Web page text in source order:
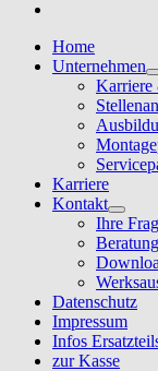
Home
Unternehmen
Karriere
Karriere
Kontakt
Ihre
Datenschutz
Impressum
Infos
zur Kasse